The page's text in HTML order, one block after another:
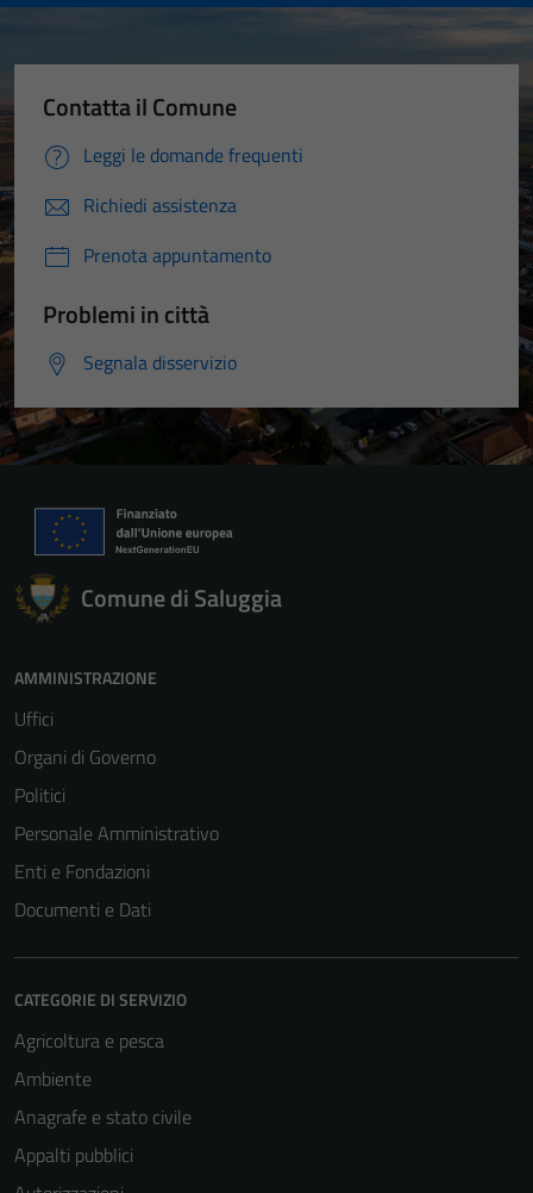
Contatta il Comune
Leggi le domande frequenti
Richiedi assistenza
Prenota appuntamento
Problemi in città
Segnala disservizio
Comune di Saluggia
AMMINISTRAZIONE
Uffici
Organi di Governo
Politici
Personale Amministrativo
Enti e Fondazioni
Documenti e Dati
CATEGORIE DI SERVIZIO
Agricoltura e pesca
Ambiente
Anagrafe e stato civile
Appalti pubblici
Tecnici
Questi cookie
sono necessari